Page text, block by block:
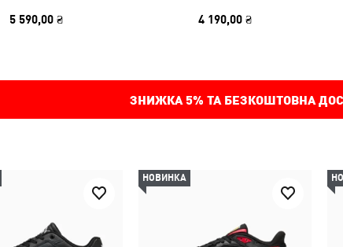
5 590,00 ₴ 4 190,00 ₴
ЗНИЖКА 5% ТА БЕЗКОШТОВНА
НОВИНКА